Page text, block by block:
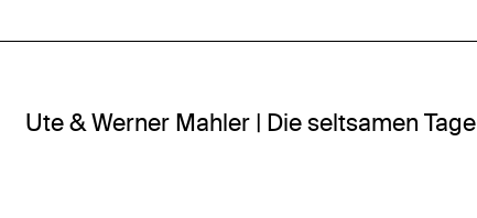
Ute & Werner Mahler | Die seltsamen Tage